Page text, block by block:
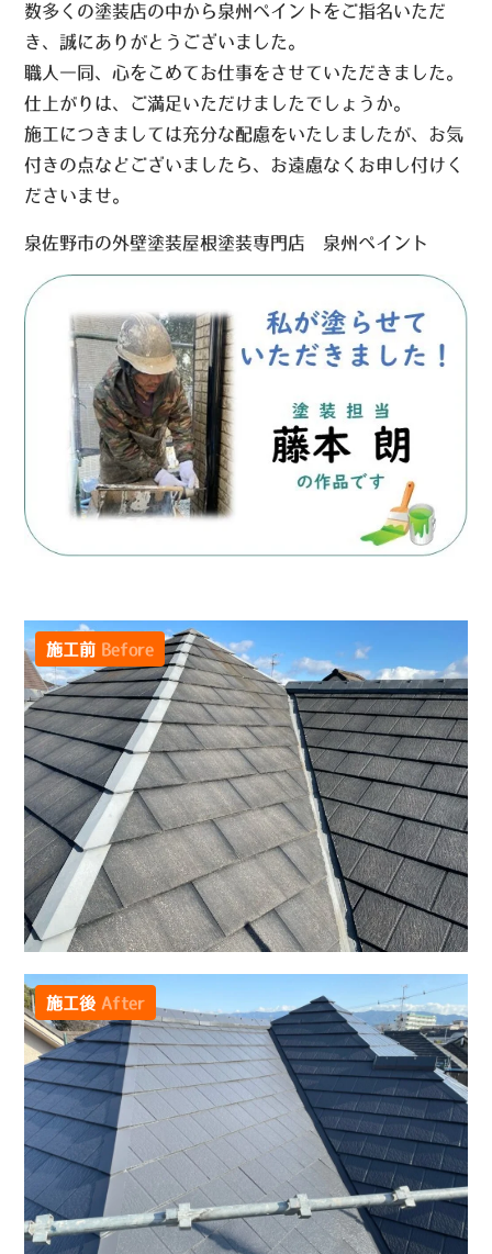
数多くの塗装店の中から泉州ペイントをご指名いただ
き、誠にありがとうございました。
職人一同、心をこめてお仕事をさせていただきました。
仕上がりは、ご満足いただけましたでしょうか。
施工につきましては充分な配慮をいたしましたが、お気
付きの点などございましたら、お遠慮なくお申し付けく
ださいませ。
泉佐野市の外壁塗装屋根塗装専門店 泉州ペイント
施工前 Before
施工後 After